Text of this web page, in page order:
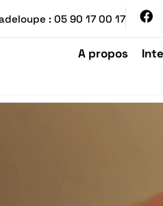
: 05 90 17 00 17
A propos